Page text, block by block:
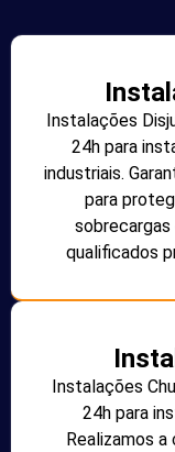
Instalações
24h para
industriais.
para
qualificados
Instalações
24h para
Realizamos